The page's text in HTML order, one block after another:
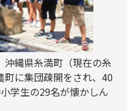
縄県糸満町（現在の糸
に集団疎開をされ、40
学生の29名が懐かしん